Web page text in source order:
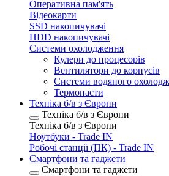
Оперативна пам'ять
Відеокарти
SSD накопичувачі
HDD накопичувачі
Системи охолодження
Кулери до процесорів
Вентилятори до корпусів
Системи водяного
Термопасти
Техніка б/в з Європи
Техніка б/в з Європи
Техніка б/в з Європи
Ноутбуки - Trade IN
Робочі станції (ПК) - Trade IN
Смартфони та гаджети
Смартфони та гаджети